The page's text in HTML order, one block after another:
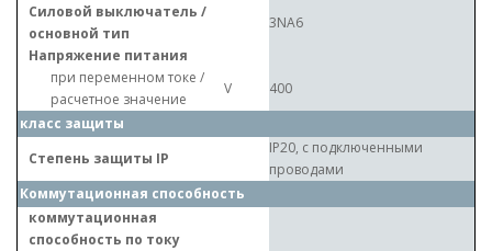
Силовой выключатель /
основной тип
3NA6
Напряжение питания
при переменном токе /
расчетное значение
V
400
класс защиты
Степень защиты IP
IP20, с подключенными
проводами
Коммутационная способность
коммутационная
способность по току